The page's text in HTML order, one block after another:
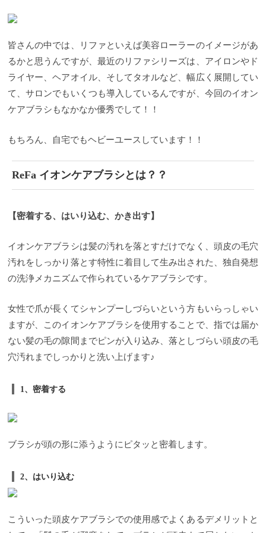
皆さんの中では、リファといえば美容ローラーのイメージがあ
るかと思うんですが、最近のリファシリーズは、アイロンやド
ライヤー、ヘアオイル、そしてタオルなど、幅広く展開してい
て、サロンでもいくつも導入しているんですが、今回のイオン
ケアブラシもなかなか優秀でして！！
もちろん、自宅でもヘビーユースしています！！
ReFa イオンケアブラシとは？？
【密着する、はいり込む、かき出す】
イオンケアブラシは髪の汚れを落とすだけでなく、頭皮の毛穴
汚れをしっかり落とす特性に着目して生み出された、独自発想
の洗浄メカニズムで作られているケアブラシです。
女性で爪が長くてシャンプーしづらいという方もいらっしゃい
ますが、このイオンケアブラシを使用することで、指では届か
ない髪の毛の隙間までピンが入り込み、落としづらい頭皮の毛
穴汚れまでしっかりと洗い上げます♪
1、密着する
ブラシが頭の形に添うようにピタッと密着します。
2、はいり込む
こういった頭皮ケアブラシでの使用感でよくあるデメリットと